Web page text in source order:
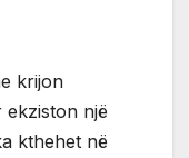
krijon
ekziston një
kthehet në